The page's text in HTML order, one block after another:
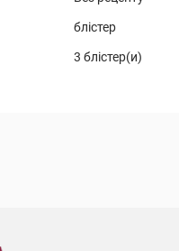
блістер
3 блістер(и)